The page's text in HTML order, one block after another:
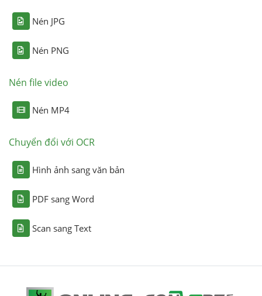
Nén JPG
Nén PNG
Nén file video
Nén MP4
Chuyển đổi với OCR
Hình ảnh sang văn bản
PDF sang Word
Scan sang Text